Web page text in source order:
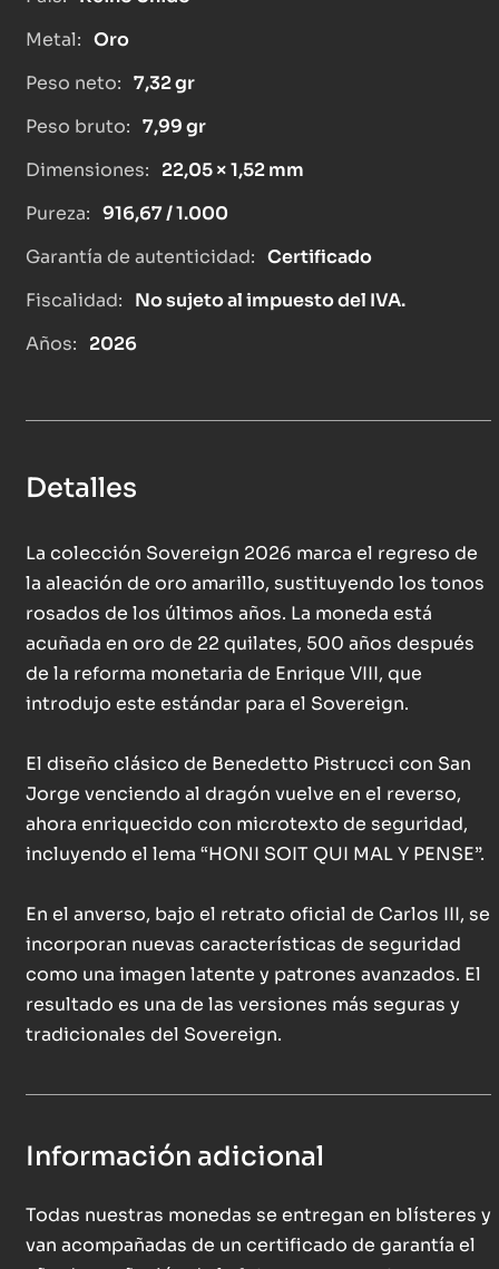
Metal: Oro
Peso neto: 7,32 gr
Peso bruto: 7,99 gr
Dimensiones:
22,05 × 1,52 mm
Pureza: 916,67 / 1.000
Garantía de autenticidad: Certificado
Fiscalidad:
No sujeto al impuesto del IVA.
Años:
2026
Detalles
La colección Sovereign 2026 marca el regreso de
la aleación de oro amarillo, sustituyendo los tonos
rosados de los últimos años. La moneda está
acuñada en oro de 22 quilates, 500 años después
de la reforma monetaria de Enrique VIII, que
introdujo este estándar para el Sovereign.
El diseño clásico de Benedetto Pistrucci con San
Jorge venciendo al dragón vuelve en el reverso,
ahora enriquecido con microtexto de seguridad,
incluyendo el lema “HONI SOIT QUI MAL Y PENSE”.
En el anverso, bajo el retrato oficial de Carlos III, se
incorporan nuevas características de seguridad
como una imagen latente y patrones avanzados. El
resultado es una de las versiones más seguras y
tradicionales del Sovereign.
Información adicional
Todas nuestras monedas se entregan en blísteres y
van acompañadas de un certificado de garantía el